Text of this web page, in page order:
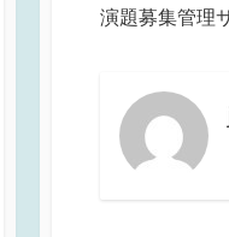
演題募集管理